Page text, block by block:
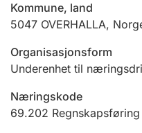
Kommune, land
5047 OVERHALLA,
Organisasjonsform
Underenhet til
Næringskode
69.202